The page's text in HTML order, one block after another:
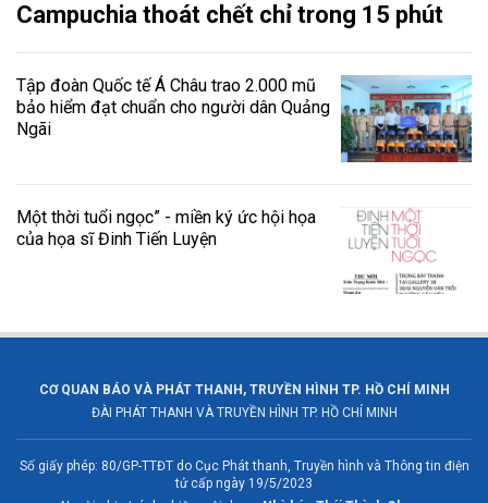
Campuchia thoát chết chỉ trong 15 phút
Tập đoàn Quốc tế Á Châu trao 2.000 mũ
bảo hiểm đạt chuẩn cho người dân Quảng
Ngãi
Một thời tuổi ngọc” - miền ký ức hội họa
của họa sĩ Đinh Tiến Luyện
CƠ QUAN BÁO VÀ PHÁT THANH, TRUYỀN HÌNH TP. HỒ CHÍ MINH
ĐÀI PHÁT THANH VÀ TRUYỀN HÌNH TP. HỒ CHÍ MINH
Số giấy phép: 80/GP-TTĐT do Cục Phát thanh, Truyền hình và Thông tin điện
tử cấp ngày 19/5/2023